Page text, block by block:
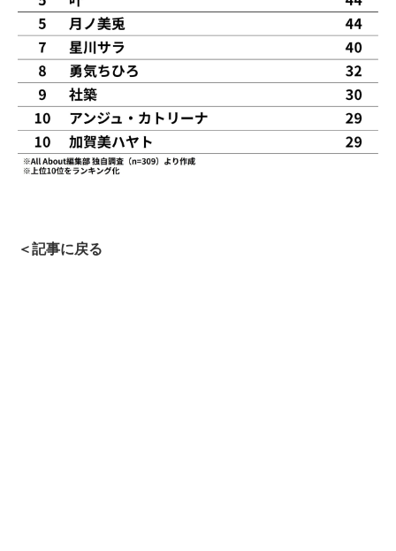
＜記事に戻る